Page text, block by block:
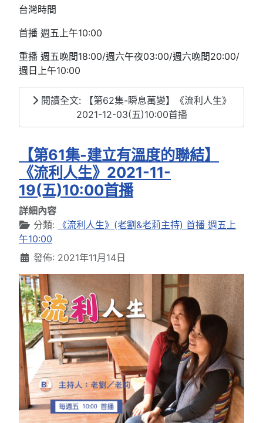
台灣時間
首播 週五上午10:00
重播 週五晚間18:00/週六午夜03:00/週六晚間20:00/
週日上午10:00
閱讀全文: 【第62集-瞬息萬變】《流利人生》
2021-12-03(五)10:00首播
【第61集-建立有溫度的聯結】
《流利人生》2021-11-
19(五)10:00首播
詳細內容
分類:
《流利人生》(老劉&老莉主持) 首播 週五上
午10:00
發佈: 2021年11月14日